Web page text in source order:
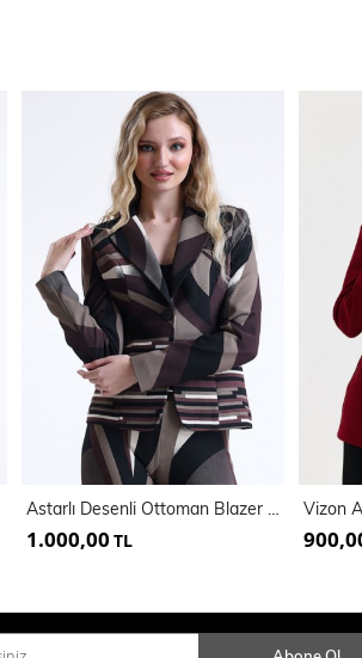
Astarlı Desenli Ottoman Blazer Ceket | Ckt 35257
1.000,00 TL